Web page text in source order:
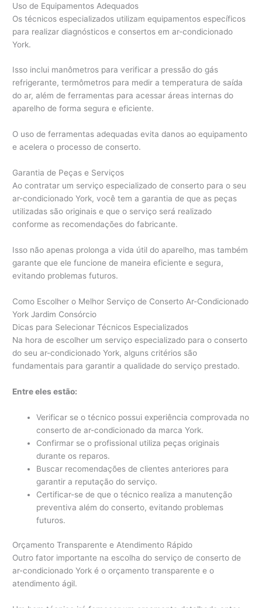
Uso de Equipamentos Adequados
Os técnicos especializados utilizam equipamentos específicos
para realizar diagnósticos e consertos em ar-condicionado
York.
Isso inclui manômetros para verificar a pressão do gás
refrigerante, termômetros para medir a temperatura de saída
do ar, além de ferramentas para acessar áreas internas do
aparelho de forma segura e eficiente.
O uso de ferramentas adequadas evita danos ao equipamento
e acelera o processo de conserto.
Garantia de Peças e Serviços
Ao contratar um serviço especializado de conserto para o seu
ar-condicionado York, você tem a garantia de que as peças
utilizadas são originais e que o serviço será realizado
conforme as recomendações do fabricante.
Isso não apenas prolonga a vida útil do aparelho, mas também
garante que ele funcione de maneira eficiente e segura,
evitando problemas futuros.
Como Escolher o Melhor Serviço de Conserto Ar-Condicionado
York Jardim Consórcio
Dicas para Selecionar Técnicos Especializados
Na hora de escolher um serviço especializado para o conserto
do seu ar-condicionado York, alguns critérios são
fundamentais para garantir a qualidade do serviço prestado.
Entre eles estão:
Verificar se o técnico possui experiência comprovada no
conserto de ar-condicionado da marca York.
Confirmar se o profissional utiliza peças originais
durante os reparos.
Buscar recomendações de clientes anteriores para
garantir a reputação do serviço.
Certificar-se de que o técnico realiza a manutenção
preventiva além do conserto, evitando problemas
futuros.
Orçamento Transparente e Atendimento Rápido
Outro fator importante na escolha do serviço de conserto de
ar-condicionado York é o orçamento transparente e o
atendimento ágil.